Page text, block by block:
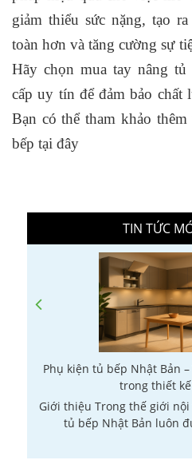
giảm thiểu sức nặng, tạo
toàn hơn và tăng cường sự
Hãy chọn mua tay nâng
cấp uy tín để đảm bảo chất
Bạn có thể tham khảo
bếp tại đây
TIN TỨC
Phụ kiện tủ bếp Nhật Bản
trong thiết
Giới thiệu Trong thế giới
tủ bếp Nhật Bản luôn